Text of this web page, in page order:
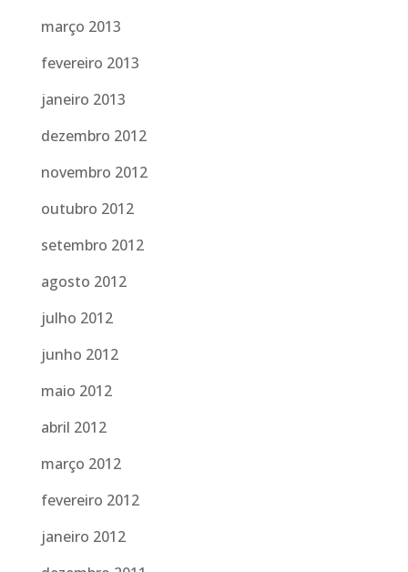
março 2013
fevereiro 2013
janeiro 2013
dezembro 2012
novembro 2012
outubro 2012
setembro 2012
agosto 2012
julho 2012
junho 2012
maio 2012
abril 2012
março 2012
fevereiro 2012
janeiro 2012